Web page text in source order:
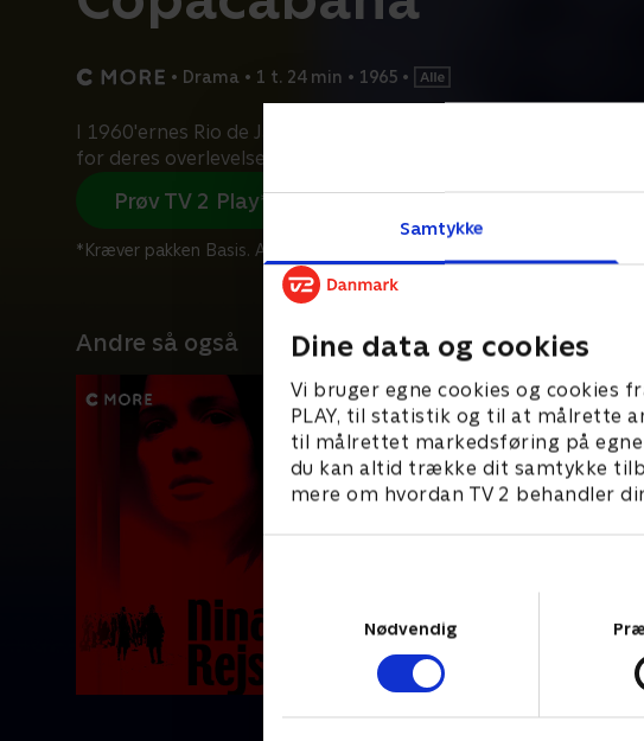
Samtykke
Dine data og cookies
Vi bruger egne cookies og cookies
PLAY, til statistik og til at målrette
til målrettet markedsføring på
du kan altid trække dit samtykke
mere om hvordan TV 2 behandler
Nødvendig
• Drama • 1 t. 24 min • 1965 •
I 1960'ernes Rio de Janeiro kæmper fire hjemløse børn
for deres overlevelse, men på trods af deres
Prøv TV 2 Play*
*Kræver pakken Basis. Administrer dit abonnement på Mit TV 2.
Andre så også